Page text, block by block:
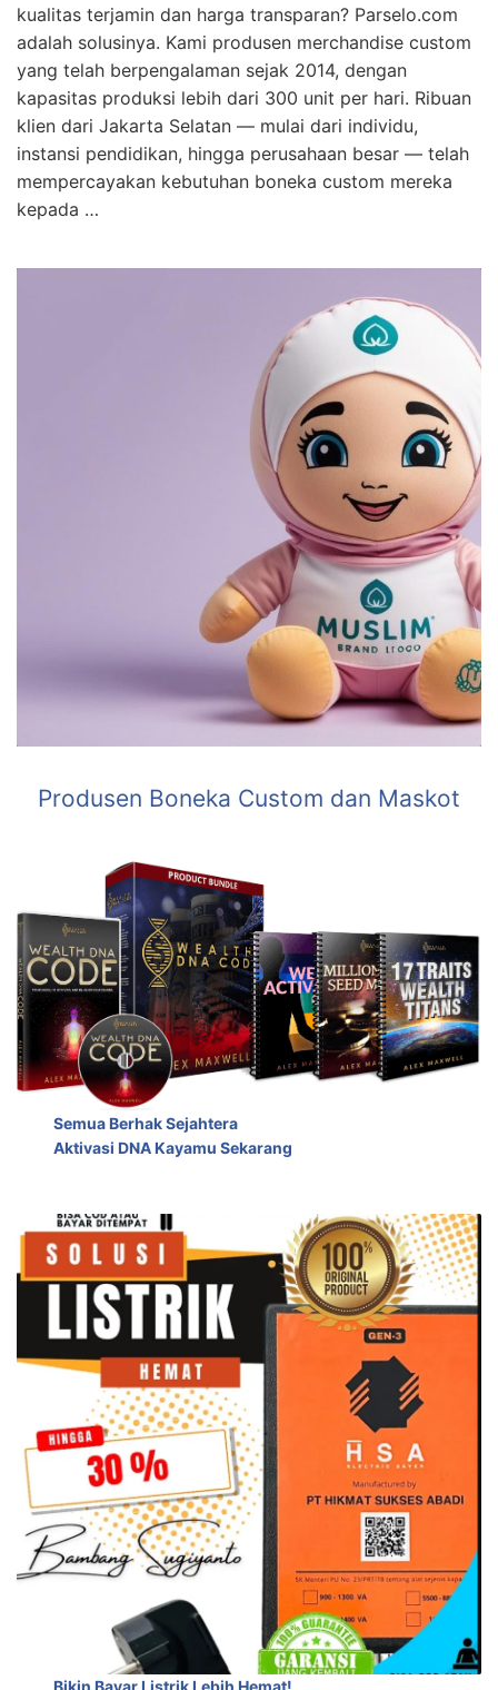
kualitas terjamin dan harga transparan? Parselo.com
adalah solusinya. Kami produsen merchandise custom
yang telah berpengalaman sejak 2014, dengan
kapasitas produksi lebih dari 300 unit per hari. Ribuan
klien dari Jakarta Selatan — mulai dari individu,
instansi pendidikan, hingga perusahaan besar — telah
mempercayakan kebutuhan boneka custom mereka
kepada …
Produsen Boneka Custom dan Maskot
Semua Berhak Sejahtera
Aktivasi DNA Kayamu Sekarang
Bikin Bayar Listrik Lebih Hemat!